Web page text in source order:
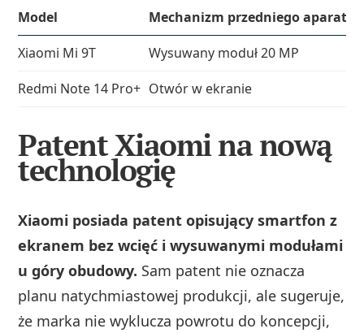
Model
Mechanizm przedniego aparatu
Xiaomi Mi 9T
Wysuwany moduł 20 MP
Redmi Note 14 Pro+ Otwór w ekranie
Patent Xiaomi na nową
technologię
Xiaomi posiada patent opisujący smartfon z
ekranem bez wcięć i wysuwanymi modułami
u góry obudowy. Sam patent nie oznacza
planu natychmiastowej produkcji, ale sugeruje,
że marka nie wyklucza powrotu do koncepcji,